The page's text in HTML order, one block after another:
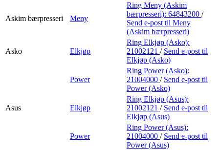
Askim bærpresseri Meny
Ring Meny (Askim
bærpresseri): 64843200 /
Send e-post til Meny
(Askim bærpresseri)
Asko Elkjøp
Ring Elkjøp (Asko):
21002121 / Send e-post til
Elkjøp (Asko)
Power
Ring Power (Asko):
21004000 / Send e-post til
Power (Asko)
Asus Elkjøp
Ring Elkjøp (Asus):
21002121 / Send e-post til
Elkjøp (Asus)
Power
Ring Power (Asus):
21004000 / Send e-post til
Power (Asus)